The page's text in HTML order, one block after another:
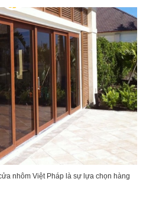
nhôm Việt Pháp là sự lựa chọn hàng